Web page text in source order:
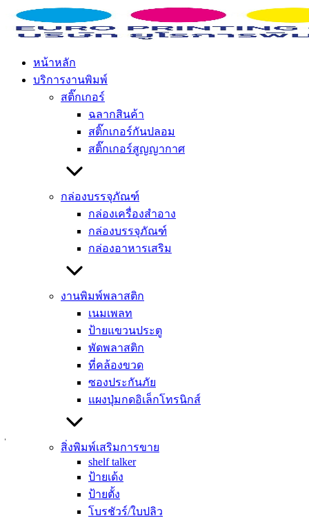
หน้าหลัก
บริการงานพิมพ์
สติ๊กเกอร์
ฉลากสินค้า
สติ๊กเกอร์กันปลอม
สติ๊กเกอร์สูญญากาศ
กล่องบรรจุภัณฑ์
กล่องเครื่องสำอาง
กล่องบรรจุภัณฑ์
กล่องอาหารเสริม
งานพิมพ์พลาสติก
เนมเพลท
ป้ายแขวนประตู
พัดพลาสติก
ที่คล้องขวด
ซองประกันภัย
แผงปุ่มกดอิเล็กโทรนิกส์
สิ่งพิมพ์เสริมการขาย
shelf talker
ป้ายเด้ง
ป้ายตั้ง
โบรชัวร์/ใบปลิว
Shelf talker ทำไมถึงต้องติดบนชั้นวางสินค้า?
Home»ข่าวสาร / บทความ»Shelf talker ทำไมถึงต้องติดบนชั้น
Shelf talker ทำไมถึงต้องติดบนชั้นวาง
June 14, 2022 September 28, 2023
Uncategorized
คือ ชั้นที่ใช้สำหรับจัดวางและเรียงผลิตภัณฑ์ต่าง ๆ ตามหมวด
หมู่ นอกจากจะทำให้ผลิตภัณฑ์หรือสินค้าต่าง ๆ ดูเป็นระเบียบ
แล้ว ยังทำให้ลูกค้าสามารถเลือกหยิบ เลือกซื้อสินค้าได้ง่ายขึ้น
อีกด้วย แต่ก็ยังมีอีกสิ่งหนึ่งที่เป็นตัวช่วยสำคัญ ที่ช่วยในการเพิ่ม
ความสนใจให้กับสินค้า นั่นก็คือ Shelf talker หรือ ป้ายติดชั้นวาง
สินค้า ที่มีส่วนช่วยให้สินค้าขายออกได้ง่ายขึ้น แถมยังทำให้
สินค้าดูโดดเด่นและเป็นที่จับตามองของลูกค้าอีกด้วย
แล้วตัว ป้ายติดชั้นวางสินค้า มีส่วนช่วยในการขายจริงไหม?
และ มีความสำคัญกับชั้นวางสินค้าอย่างไร? ตามมาฟังคำตอบ
ไปพร้อมกันเลย!!
Shelf talker คืออะไร?